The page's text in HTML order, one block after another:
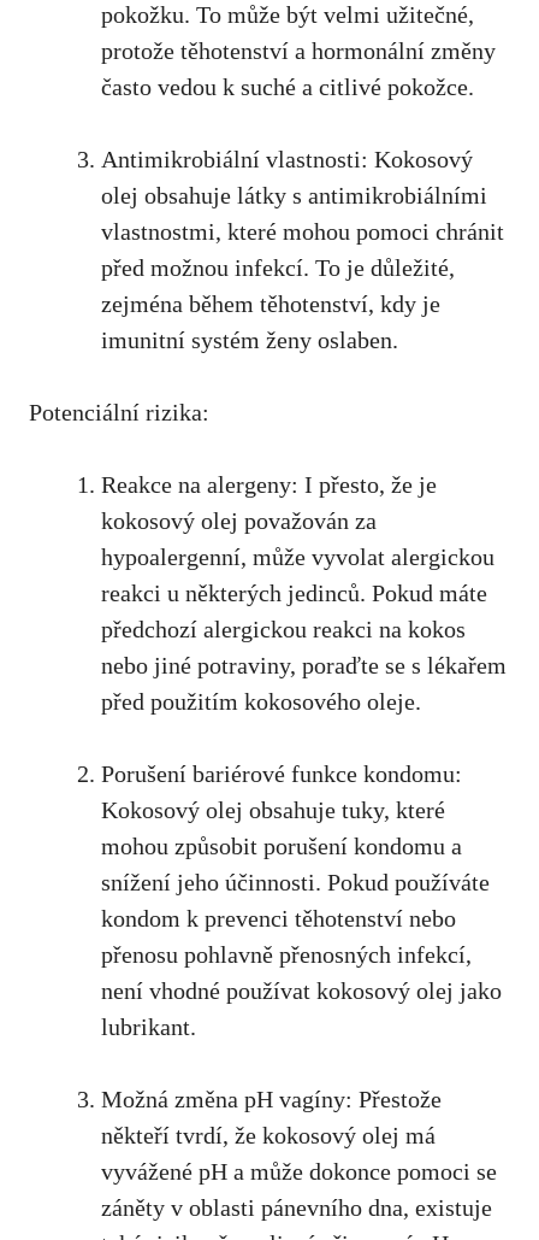
pokožku.⁤ To může být velmi užitečné,⁣
protože těhotenství a hormonální změny
často vedou k suché a citlivé‌ pokožce.
Antimikrobiální ⁤vlastnosti: Kokosový
olej obsahuje látky s antimikrobiálními
vlastnostmi, které mohou pomoci chránit
před možnou infekcí. To je​ důležité,⁤
zejména během těhotenství, ‍kdy je
imunitní‌ systém ženy‍ oslaben.
Potenciální ⁤rizika:
Reakce na alergeny: I přesto,⁢ že je
kokosový olej považován za
hypoalergenní, může vyvolat alergickou
reakci u⁤ některých jedinců. Pokud‌ máte
předchozí alergickou reakci na kokos
nebo jiné potraviny, poraďte se s lékařem
před použitím kokosového ‍oleje.
Porušení bariérové funkce kondomu:⁤
Kokosový olej obsahuje tuky, které
mohou způsobit porušení kondomu a
snížení jeho účinnosti. Pokud ​používáte
kondom k prevenci ​těhotenství nebo
přenosu pohlavně přenosných infekcí,
není vhodné používat kokosový olej jako
lubrikant.
Možná změna pH vagíny: Přestože
někteří tvrdí, že kokosový olej má
vyvážené pH a může dokonce pomoci se
záněty v ‍oblasti pánevního dna, existuje